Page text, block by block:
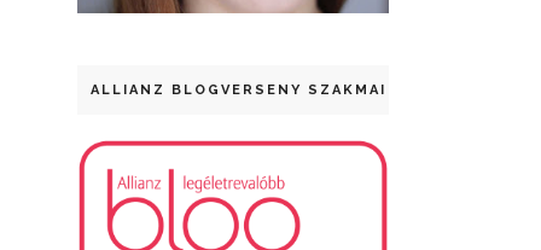
ALLIANZ BLOGVERSENY SZAKMAI DÍJ